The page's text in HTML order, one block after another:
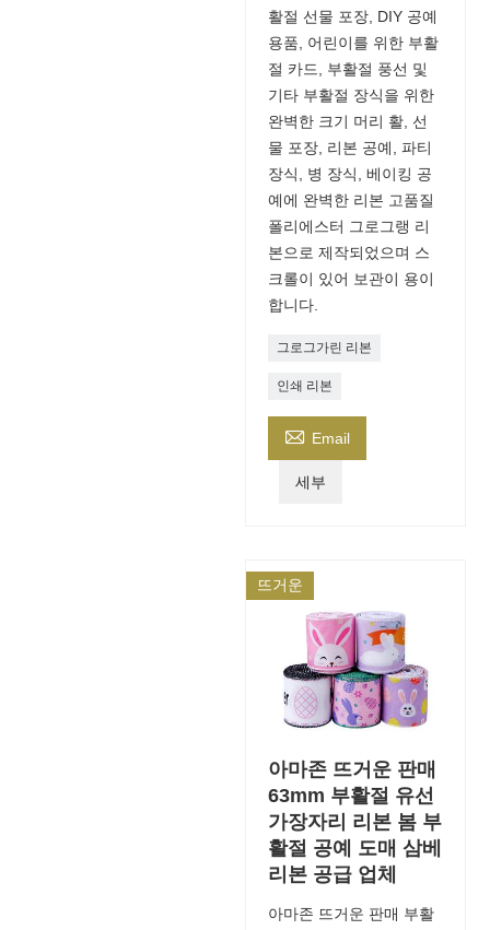
활절 선물 포장, DIY 공예
용품, 어린이를 위한 부활
절 카드, 부활절 풍선 및
기타 부활절 장식을 위한
완벽한 크기 머리 활, 선
물 포장, 리본 공예, 파티
장식, 병 장식, 베이킹 공
예에 완벽한 리본 고품질
폴리에스터 그로그랭 리
본으로 제작되었으며 스
크롤이 있어 보관이 용이
합니다.
그로그가린 리본
인쇄 리본
 Email
세부
뜨거운
아마존 뜨거운 판매
63mm 부활절 유선
가장자리 리본 봄 부
활절 공예 도매 삼베
리본 공급 업체
아마존 뜨거운 판매 부활